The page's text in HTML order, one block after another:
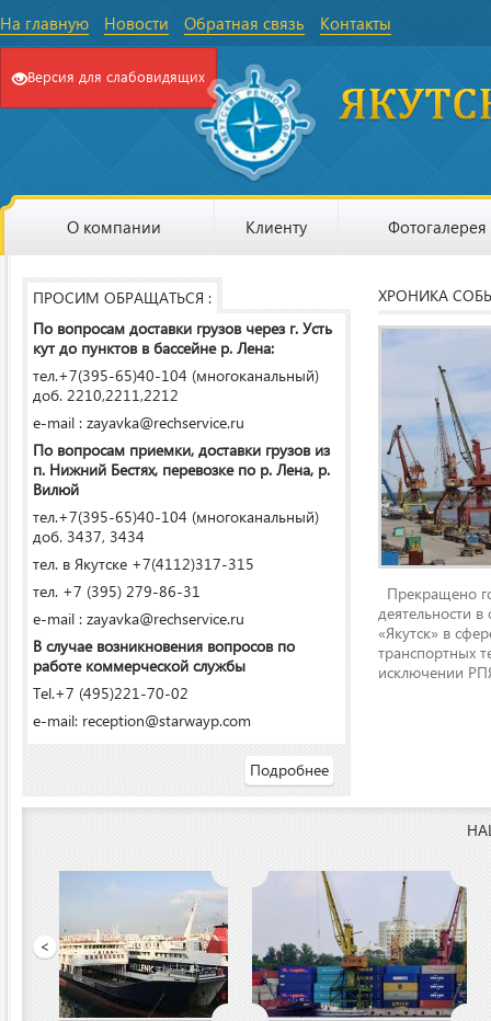
На главную Новости Обратная связь Контакты
Версия для слабовидящих
О компании Клиенту Фотогалерея
ПРОСИМ ОБРАЩАТЬСЯ :
По вопросам доставки грузов через г. Усть
кут до пунктов в бассейне р. Лена:
тел.+7(395-65)40-104 (многоканальный)
доб. 2210,2211,2212
e-mail : zayavka@rechservice.ru
По вопросам приемки, доставки грузов из
п. Нижний Бестях, перевозке по р. Лена, р.
Вилюй
тел.+7(395-65)40-104 (многоканальный)
доб. 3437, 3434
тел. в Якутске +7(4112)317-315
тел. +7 (395) 279-86-31
e-mail : zayavka@rechservice.ru
В случае возникновения вопросов по
работе коммерческой службы
Tel.+7 (495)221-70-02
e-mail: reception@starwayp.com
Подробнее
ХРОНИКА
Прекращено
деятельности
«Якутск» в
транспортных
исключении
<
ООО «Якутский речной